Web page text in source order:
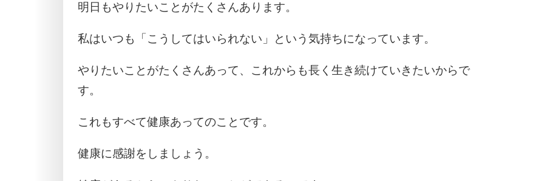
明日もやりたいことがたくさんあります。
私はいつも「こうしてはいられない」という気持ちになっています。
やりたいことがたくさんあって、これからも長く生き続けていきたいからで
す。
これもすべて健康あってのことです。
健康に感謝をしましょう。